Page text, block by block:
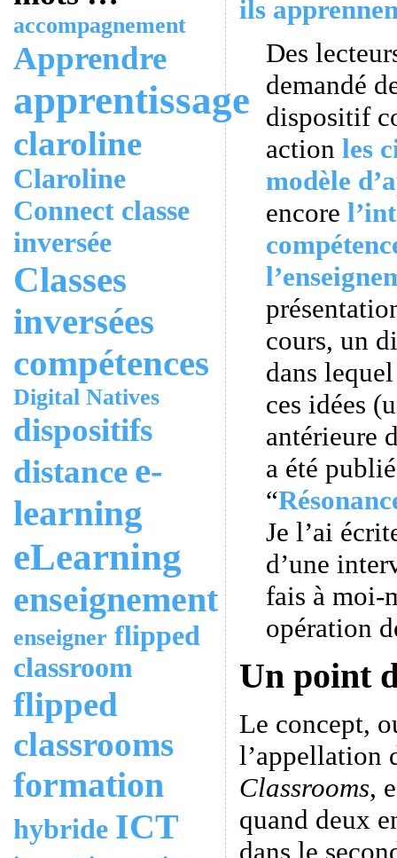
accompagnement
Apprendre
apprentissage
claroline
Claroline
Connect classe
inversée
Classes
inversées
compétences
Digital Natives
dispositifs
distance e-
learning
eLearning
enseignement
enseigner flipped
classroom
flipped
classrooms
formation
hybride ICT
ils
Des
demandé
dispositif
action les
modèle
encore
cours, un
dans
ces idées
antérieure
a été
“
Je l’ai
d’une
fais à moi-
opération
Un point
Le concept,
l’appellation
Classrooms,
quand deux
dans le